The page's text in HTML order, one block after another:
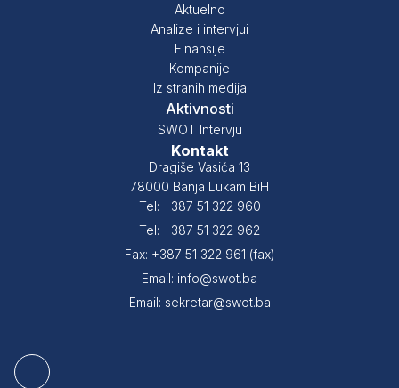
Aktuelno
Analize i intervjui
Finansije
Kompanije
Iz stranih medija
Aktivnosti
SWOT Intervju
Kontakt
Dragiše Vasića 13
78000 Banja Lukam BiH
Tel: +387 51 322 960
Tel: +387 51 322 962
Fax: +387 51 322 961 (fax)
Email: info@swot.ba
Email: sekretar@swot.ba